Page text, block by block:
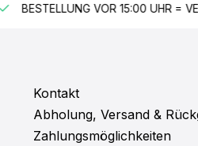
AM GLEICHEN WERKTAG*
Kontakt
Abholung, Versand &
Zahlungsmöglichkeiten